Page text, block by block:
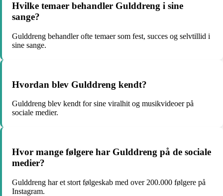
Hvilke temaer behandler Gulddreng i sine
sange?
Gulddreng behandler ofte temaer som fest, succes og selvtillid i
sine sange.
Hvordan blev Gulddreng kendt?
Gulddreng blev kendt for sine viralhit og musikvideoer på
sociale medier.
Hvor mange følgere har Gulddreng på de sociale
medier?
Gulddreng har et stort følgeskab med over 200.000 følgere på
Instagram.